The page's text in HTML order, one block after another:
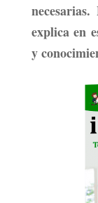
explica en
y